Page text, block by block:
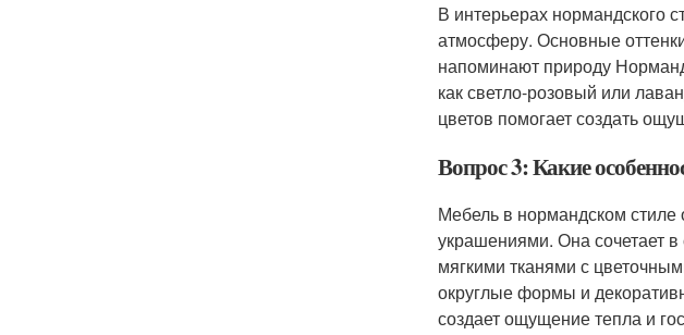
В интерьерах нормандского
атмосферу. Основные
напоминают природу
как светло-розовый или
цветов помогает создать
Вопрос 3: Какие
Мебель в нормандском стиле
украшениями. Она сочетает
мягкими тканями с
округлые формы и
создает ощущение тепла и